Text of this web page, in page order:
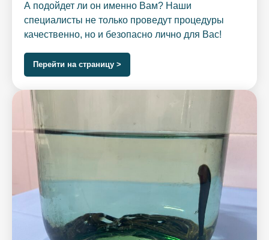
А подойдет ли он именно Вам? Наши
специалисты не только проведут процедуры
качественно, но и безопасно лично для Вас!
Перейти на страницу >